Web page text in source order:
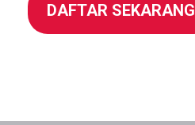
DAFTAR SEKARANG